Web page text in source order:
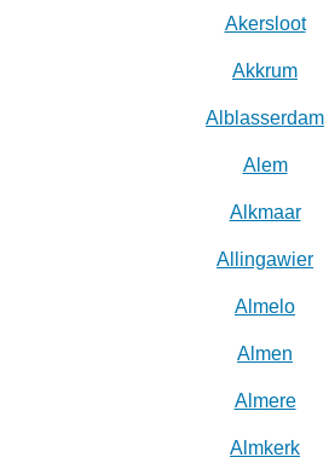
Akersloot
Akkrum
Alblasserdam
Alem
Alkmaar
Allingawier
Almelo
Almen
Almere
Almkerk